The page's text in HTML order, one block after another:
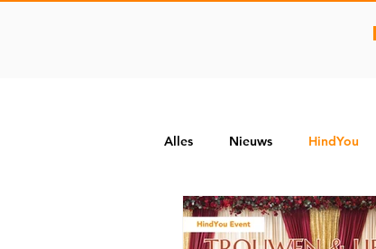
Alles Nieuws HindYou
Geschriften